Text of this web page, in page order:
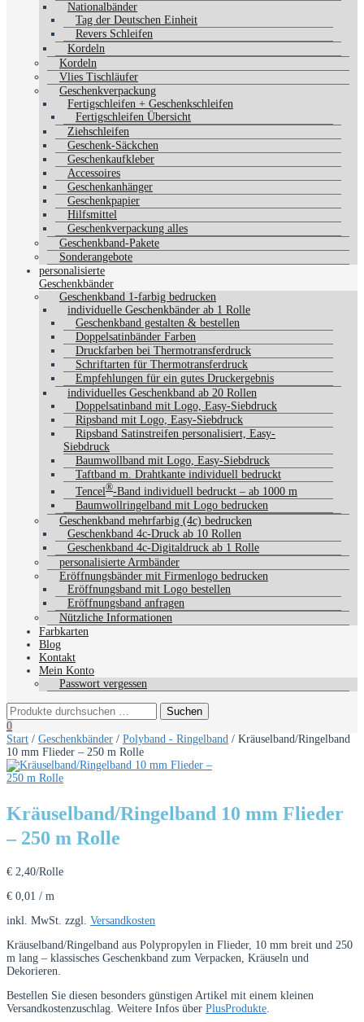
Nationalbänder
Tag der Deutschen Einheit
Revers Schleifen
Kordeln
Kordeln
Vlies Tischläufer
Geschenkverpackung
Fertigschleifen + Geschenkschleifen
Fertigschleifen Übersicht
Ziehschleifen
Geschenk-Säckchen
Geschenkaufkleber
Accessoires
Geschenkanhänger
Geschenkpapier
Hilfsmittel
Geschenkverpackung alles
Geschenkband-Pakete
Sonderangebote
personalisierte
Geschenkbänder
Geschenkband 1-farbig bedrucken
individuelle Geschenkbänder ab 1 Rolle
Geschenkband gestalten & bestellen
Doppelsatinbänder Farben
Druckfarben bei Thermotransferdruck
Schriftarten für Thermotransferdruck
Empfehlungen für ein gutes Druckergebnis
individuelles Geschenkband ab 20 Rollen
Doppelsatinband mit Logo, Easy-Siebdruck
Ripsband mit Logo, Easy-Siebdruck
Ripsband Satinstreifen personalisiert, Easy-
Siebdruck
Baumwollband mit Logo, Easy-Siebdruck
Taftband m. Drahtkante individuell bedruckt
Tencel®-Band individuell bedruckt – ab 1000 m
Baumwollringelband mit Logo bedrucken
Geschenkband mehrfarbig (4c) bedrucken
Geschenkband 4c-Druck ab 10 Rollen
Geschenkband 4c-Digitaldruck ab 1 Rolle
personalisierte Armbänder
Eröffnungsbänder mit Firmenlogo bedrucken
Eröffnungsband mit Logo bestellen
Eröffnungsband anfragen
Nützliche Informationen
Farbkarten
Blog
Kontakt
Mein Konto
Passwort vergessen
0
Start / Geschenkbänder / Polyband - Ringelband / Kräuselband/Ringelband
10 mm Flieder – 250 m Rolle
Kräuselband/Ringelband 10 mm Flieder
– 250 m Rolle
€ 2,40/Rolle
€ 0,01 / m
inkl. MwSt. zzgl. Versandkosten
Kräuselband/Ringelband aus Polypropylen in Flieder, 10 mm breit und 250
m lang – klassisches Geschenkband zum Verpacken, Kräuseln und
Dekorieren.
Bestellen Sie diesen besonders günstigen Artikel mit einem kleinen
Versandkostenzuschlag. Weitere Infos über PlusProdukte.